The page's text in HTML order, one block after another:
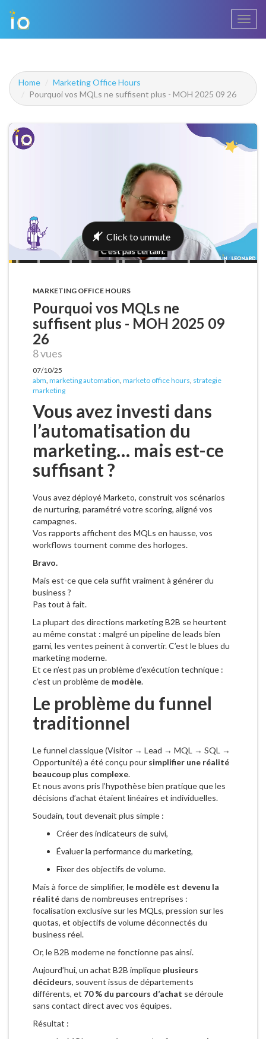
la
Home
Marketing Office Hours
Pourquoi vos MQLs ne suffisent plus - MOH 2025 09 26
MARKETING OFFICE HOURS
Pourquoi vos MQLs ne
suffisent plus - MOH 2025 09
26
8 vues
07/10/25
abm, marketing automation, marketo office hours, strategie
marketing
Vous avez investi dans
l’automatisation du
marketing… mais est-ce
suffisant ?
Vous avez déployé Marketo, construit vos scénarios
de nurturing, paramétré votre scoring, aligné vos
campagnes.
Vos rapports affichent des MQLs en hausse, vos
workflows tournent comme des horloges.
Bravo.
Mais est-ce que cela suffit vraiment à générer du
business ?
Pas tout à fait.
La plupart des directions marketing B2B se heurtent
au même constat : malgré un pipeline de leads bien
garni, les ventes peinent à convertir. C’est le blues du
marketing moderne.
Et ce n’est pas un problème d’exécution technique :
c’est un problème de modèle.
Le problème du funnel
traditionnel
Le funnel classique (Visitor → Lead → MQL → SQL →
Opportunité) a été conçu pour simplifier une réalité
beaucoup plus complexe.
Et nous avons pris l’hypothèse bien pratique que les
décisions d’achat étaient linéaires et individuelles.
Soudain, tout devenait plus simple :
Créer des indicateurs de suivi,
Évaluer la performance du marketing,
Fixer des objectifs de volume.
Mais à force de simplifier, le modèle est devenu la
réalitédans de nombreuses entreprises :
focalisation exclusive sur les MQLs, pression sur les
quotas, et objectifs de volume déconnectés du
business réel.
Or, le B2B moderne ne fonctionne pas ainsi.
Aujourd’hui, un achat B2B implique plusieurs
décideurs, souvent issus de départements
différents, et 70 % du parcours d’achat se déroule
sans contact direct avec vos équipes.
Résultat :